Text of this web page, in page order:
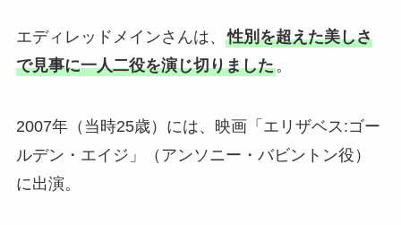
エディレッドメインさんは、 性別を超えた美しさ
で見事に一人二役を演じ切りました。
2007年（当時25歳）には、映画「エリザベス:ゴー
ルデン・エイジ」（アンソニー・バビントン役）
に出演。